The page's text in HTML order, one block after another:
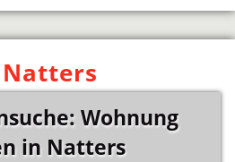
Wohnung
in Natters